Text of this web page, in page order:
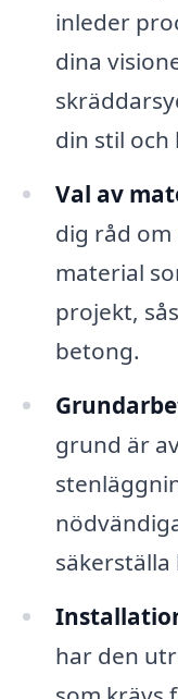
inleder
dina
din stil och
Val av
dig råd
material
projekt,
betong.
grund är
har den